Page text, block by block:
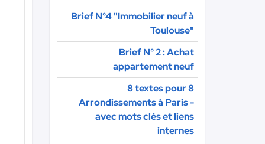
Brief N°4 "Immobilier neuf à
Toulouse"
Brief N° 2 : Achat
appartement neuf
8 textes pour 8
Arrondissements à Paris -
avec mots clés et liens
internes